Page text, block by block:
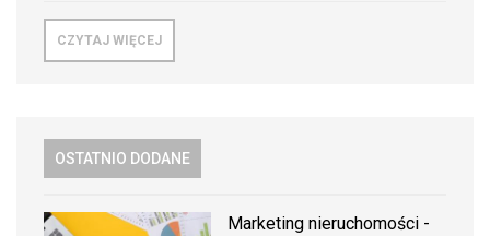
CZYTAJ WIĘCEJ
OSTATNIO DODANE
Marketing nieruchomości -